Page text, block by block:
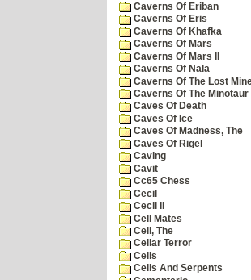
Caverns Of Eriban
Caverns Of Eris
Caverns Of Khafka
Caverns Of Mars
Caverns Of Mars II
Caverns Of Nala
Caverns Of The Lost
Caverns Of The Minotaur
Caves Of Death
Caves Of Ice
Caves Of Madness, The
Caves Of Rigel
Caving
Cavit
Cc65 Chess
Cecil
Cecil II
Cell Mates
Cell, The
Cellar Terror
Cells
Cells And Serpents